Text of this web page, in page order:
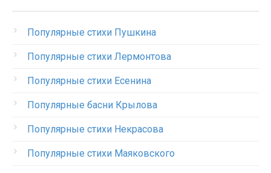
Популярные стихи Пушкина
Популярные стихи Лермонтова
Популярные стихи Есенина
Популярные басни Крылова
Популярные стихи Некрасова
Популярные стихи Маяковского